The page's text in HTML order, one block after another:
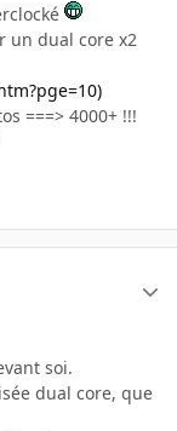
un dual core x2
===> 4000+ !!!
soi.
dual core, que